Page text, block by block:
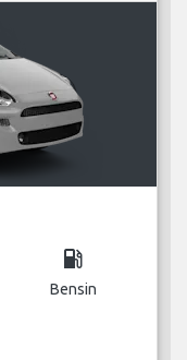
local_gas_station
Bensin